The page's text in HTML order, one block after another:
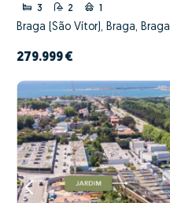
3 2 1
Braga (São Vítor), Braga, Braga
279.999 €